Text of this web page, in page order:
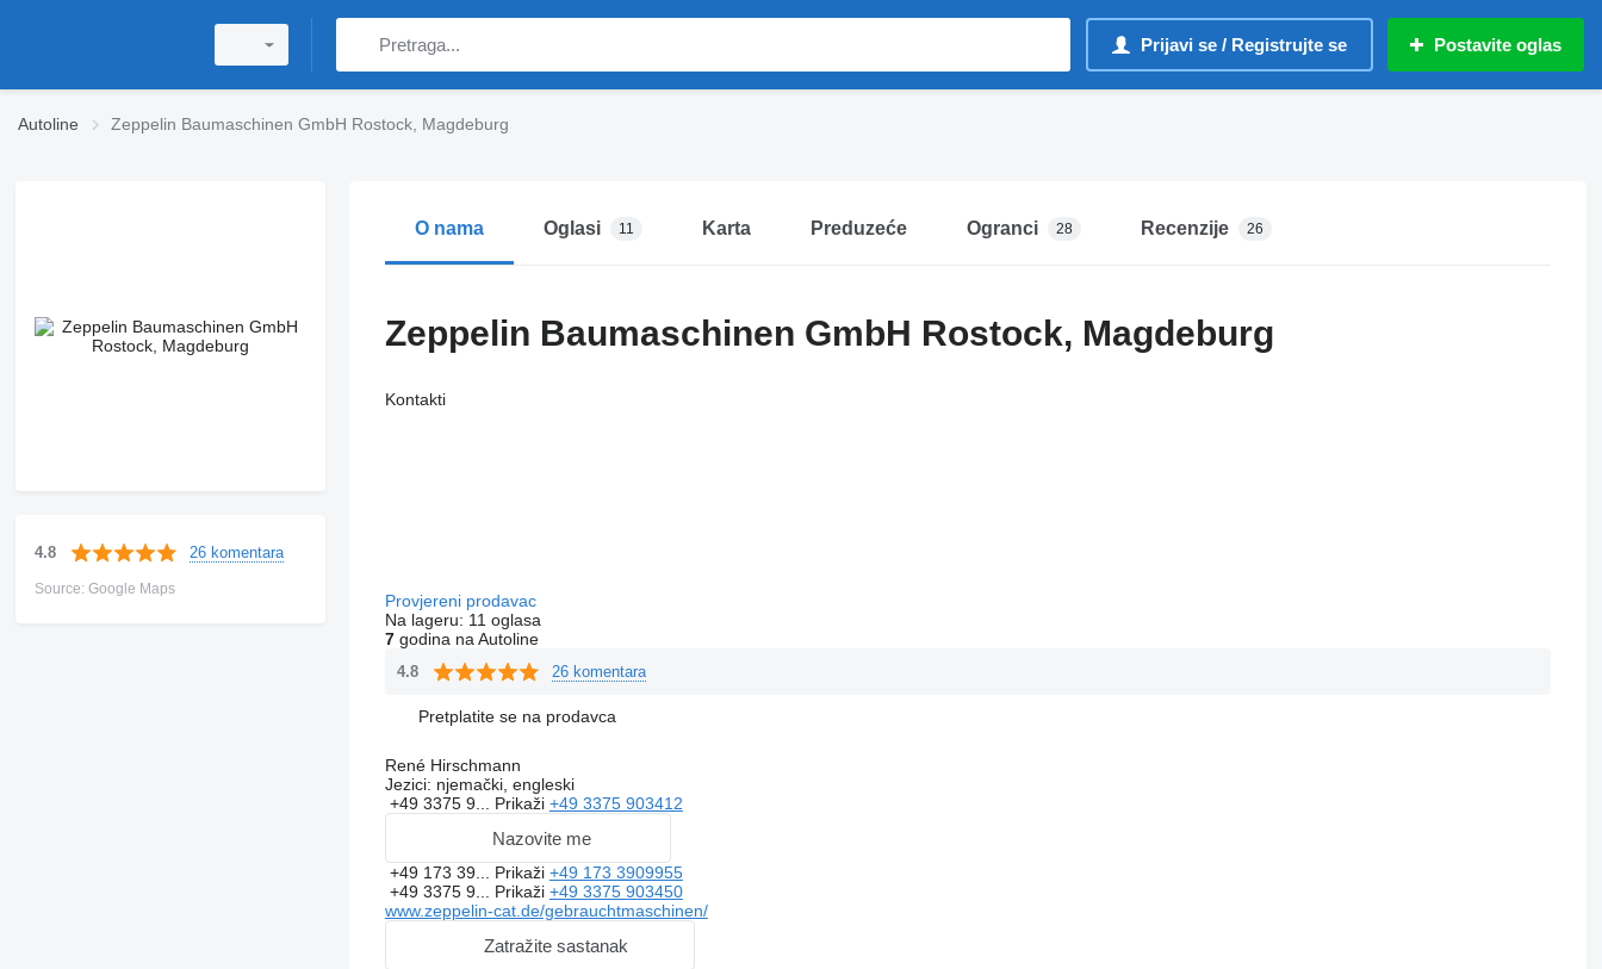
Prijavi se / Registrujte se Postavite oglas
Autoline Zeppelin Baumaschinen GmbH Rostock, Magdeburg
4.8 26 komentara
Source: Google Maps
O nama Oglasi 11 Karta Preduzeće Ogranci 28 Recenzije 26
Zeppelin Baumaschinen GmbH Rostock, Magdeburg
Kontakti
Provjereni prodavac
Na lageru: 11 oglasa
7godina na Autoline
4.8 26 komentara
Pretplatite se na prodavca
René Hirschmann
Jezici: njemački, engleski
+49 3375 9... Prikaži +49 3375 903412
Nazovite me
+49 173 39... Prikaži +49 173 3909955
+49 3375 9... Prikaži +49 3375 903450
www.zeppelin-cat.de/gebrauchtmaschinen/
Zatražite sastanak